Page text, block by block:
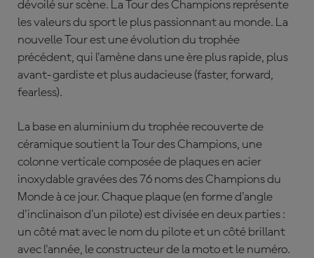
dévoilé sur scène. La Tour des Champions représente
les valeurs du sport le plus passionnant au monde. La
nouvelle Tour est une évolution du trophée
précédent, qui l'amène dans une ère plus rapide, plus
avant-gardiste et plus audacieuse (faster, forward,
fearless).
La base en aluminium du trophée recouverte de
céramique soutient la Tour des Champions, une
colonne verticale composée de plaques en acier
inoxydable gravées des 76 noms des Champions du
Monde à ce jour. Chaque plaque (en forme d'angle
d'inclinaison d'un pilote) est divisée en deux parties :
un côté mat avec le nom du pilote et un côté brillant
avec l'année, le constructeur de la moto et le numéro.